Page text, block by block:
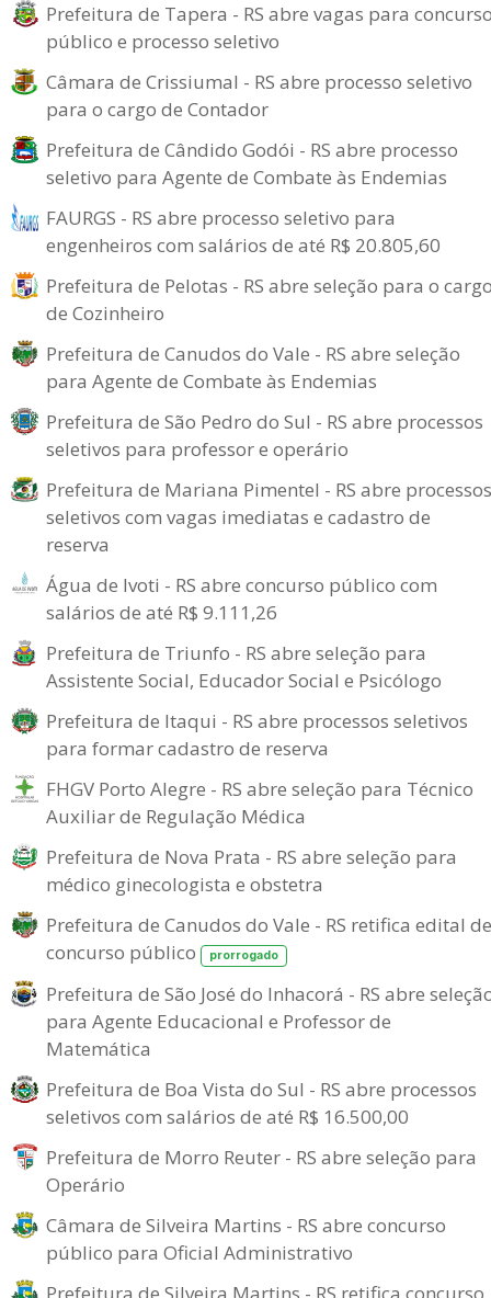
Prefeitura de Tapera - RS abre vagas para
público e processo seletivo
Câmara de Crissiumal - RS abre processo seletivo
para o cargo de Contador
Prefeitura de Cândido Godói - RS abre processo
seletivo para Agente de Combate às Endemias
FAURGS - RS abre processo seletivo para
engenheiros com salários de até R$ 20.805,60
Prefeitura de Pelotas - RS abre seleção para o
de Cozinheiro
Prefeitura de Canudos do Vale - RS abre seleção
para Agente de Combate às Endemias
Prefeitura de São Pedro do Sul - RS abre processos
seletivos para professor e operário
Prefeitura de Mariana Pimentel - RS abre processos
seletivos com vagas imediatas e cadastro de
reserva
Água de Ivoti - RS abre concurso público com
salários de até R$ 9.111,26
Prefeitura de Triunfo - RS abre seleção para
Assistente Social, Educador Social e Psicólogo
Prefeitura de Itaqui - RS abre processos seletivos
para formar cadastro de reserva
FHGV Porto Alegre - RS abre seleção para Técnico
Auxiliar de Regulação Médica
Prefeitura de Nova Prata - RS abre seleção para
médico ginecologista e obstetra
Prefeitura de Canudos do Vale - RS retifica edital de
concurso público
prorrogado
Prefeitura de São José do Inhacorá - RS abre
para Agente Educacional e Professor de
Matemática
Prefeitura de Boa Vista do Sul - RS abre processos
seletivos com salários de até R$ 16.500,00
Prefeitura de Morro Reuter - RS abre seleção para
Operário
Câmara de Silveira Martins - RS abre concurso
público para Oficial Administrativo
Prefeitura de Silveira Martins - RS retifica concurso